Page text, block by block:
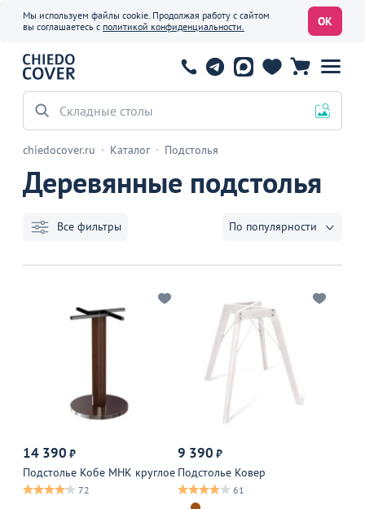
Мы используем файлы cookie. Продолжая работу с сайтом
вы соглашаетесь с политикой конфиденциальности. ОК
Складные столы
chiedocover.ru Каталог Подстолья
Деревянные подстолья
Все фильтры По популярности
14 390 ₽
Подстолье Кобе МНК круглое
72
9 390 ₽
Подстолье Ковер
61